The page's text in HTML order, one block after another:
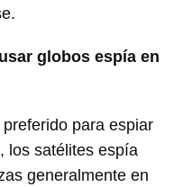
globos espía en
para espiar
los satélites espía
generalmente en